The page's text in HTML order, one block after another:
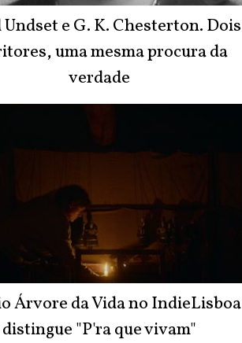
e G. K. Chesterton. Dois
uma mesma procura da
verdade
Árvore da Vida no IndieLisboa
distingue "P'ra que vivam"